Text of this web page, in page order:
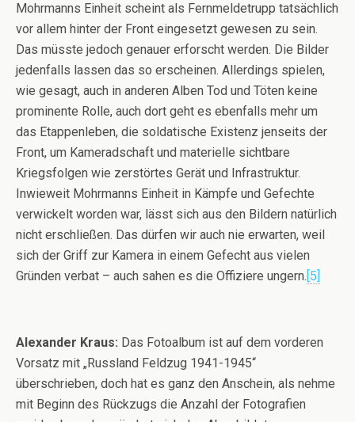
Mohrmanns Einheit scheint als Fernmeldetrupp tatsächlich
vor allem hinter der Front eingesetzt gewesen zu sein.
Das müsste jedoch genauer erforscht werden. Die Bilder
jedenfalls lassen das so erscheinen. Allerdings spielen,
wie gesagt, auch in anderen Alben Tod und Töten keine
prominente Rolle, auch dort geht es ebenfalls mehr um
das Etappenleben, die soldatische Existenz jenseits der
Front, um Kameradschaft und materielle sichtbare
Kriegsfolgen wie zerstörtes Gerät und Infrastruktur.
Inwieweit Mohrmanns Einheit in Kämpfe und Gefechte
verwickelt worden war, lässt sich aus den Bildern natürlich
nicht erschließen. Das dürfen wir auch nie erwarten, weil
sich der Griff zur Kamera in einem Gefecht aus vielen
Gründen verbat – auch sahen es die Offiziere ungern. [5]
Alexander Kraus: Das Fotoalbum ist auf dem vorderen
Vorsatz mit „Russland Feldzug 1941-1945“
überschrieben, doch hat es ganz den Anschein, als nehme
mit Beginn des Rückzugs die Anzahl der Fotografien